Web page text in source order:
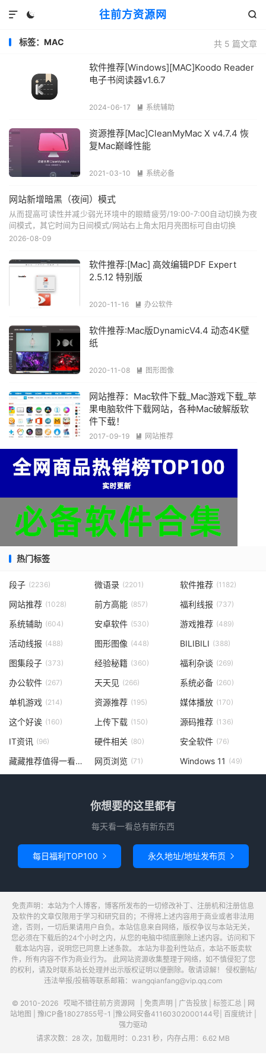
往前方资源网
 

共 5 篇文章
标签：MAC
软件推荐[Windows][MAC]Koodo Reader
电子书阅读器v1.6.7
2024-06-17  系统辅助
资源推荐[Mac]CleanMyMac X v4.7.4 恢
复Mac巅峰性能
2021-03-10  系统必备
网站新增暗黑（夜间）模式
从而提高可读性并减少弱光环境中的眼睛疲劳/19:00-7:00自动切换为夜
间模式，其它时间为日间模式/网站右上角太阳月亮图标可自由切换
2026-08-09
软件推荐:[Mac] 高效编辑PDF Expert
2.5.12 特别版
2020-11-16  办公软件
软件推荐:Mac版DynamicV4.4 动态4K壁
纸
2020-11-08  图形图像
网站推荐：Mac软件下载_Mac游戏下载_苹
果电脑软件下载网站，各种Mac破解版软
件下载！
2017-09-19  网站推荐
热门标签
段子 (2236) 微语录 (2201) 软件推荐 (1182)
网站推荐 (1028) 前方高能 (857) 福利线报 (737)
系统辅助 (604) 安卓软件 (530) 游戏推荐 (489)
活动线报 (488) 图形图像 (448) BILIBILI (388)
图集段子 (373) 经验秘籍 (360) 福利杂谈 (269)
办公软件 (267) 天天见 (266) 系统必备 (260)
单机游戏 (214) 资源推荐 (195) 媒体播放 (170)
这个好诶 (160) 上传下载 (150) 源码推荐 (136)
IT资讯 (96) 硬件相关 (80) 安全软件 (76)
藏藏推荐值得一看(73) 网页浏览 (71) Windows 11 (49)
你想要的这里都有
每天看一看总有新东西
每日福利TOP100  永久地址/地址发布页 
免责声明：本站为个人博客，博客所发布的一切修改补丁、注册机和注册信息
及软件的文章仅限用于学习和研究目的；不得将上述内容用于商业或者非法用
途，否则，一切后果请用户自负。本站信息来自网络，版权争议与本站无关，
您必须在下载后的24个小时之内，从您的电脑中彻底删除上述内容。访问和下
载本站内容，说明您已同意上述条款。 本站为非盈利性站点，本站不贩卖软
件，所有内容不作为商业行为。 此网站资源收集整理于网络，如不慎侵犯了您
的权利，请及时联系站长处理并出示版权证明以便删除。敬请谅解！ 侵权删帖/
违法举报/投稿等联系邮箱：wangqianfang@vip.qq.com
© 2010-2026 哎呦不错往前方资源网 免责声明 广告投放| 标签汇总|
网
站地图
豫ICP备18027855号-1 豫公网安备41160302000144号 百度统计|
强力驱动
请求次数：28 次，加载用时：0.231 秒，内存占用：6.62 MB